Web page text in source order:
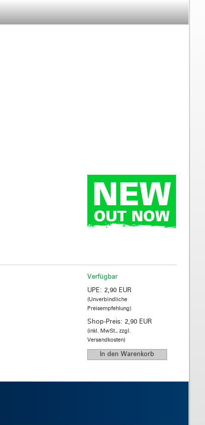
Verfügbar
UPE: 2,90 EUR
(Unverbindliche
Preisempfehlung)
Shop-Preis: 2,90 EUR
(inkl. MwSt., zzgl.
Versandkosten)